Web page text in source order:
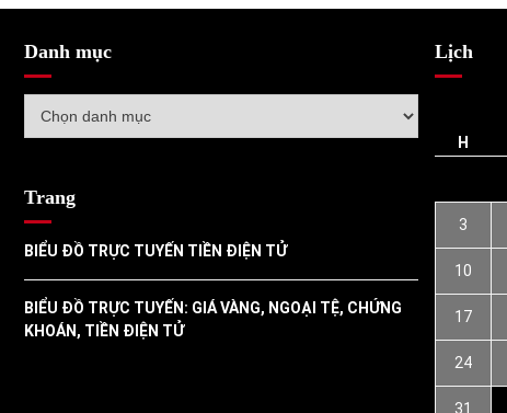
Danh mục
mục
Trang
BIỂU ĐỒ TRỰC TUYẾN TIỀN ĐIỆN TỬ
BIỂU ĐỒ TRỰC TUYẾN: GIÁ VÀNG, NGOẠI TỆ, CHỨNG
KHOÁN, TIỀN ĐIỆN TỬ
Lịch
H
3
10
17
24
31